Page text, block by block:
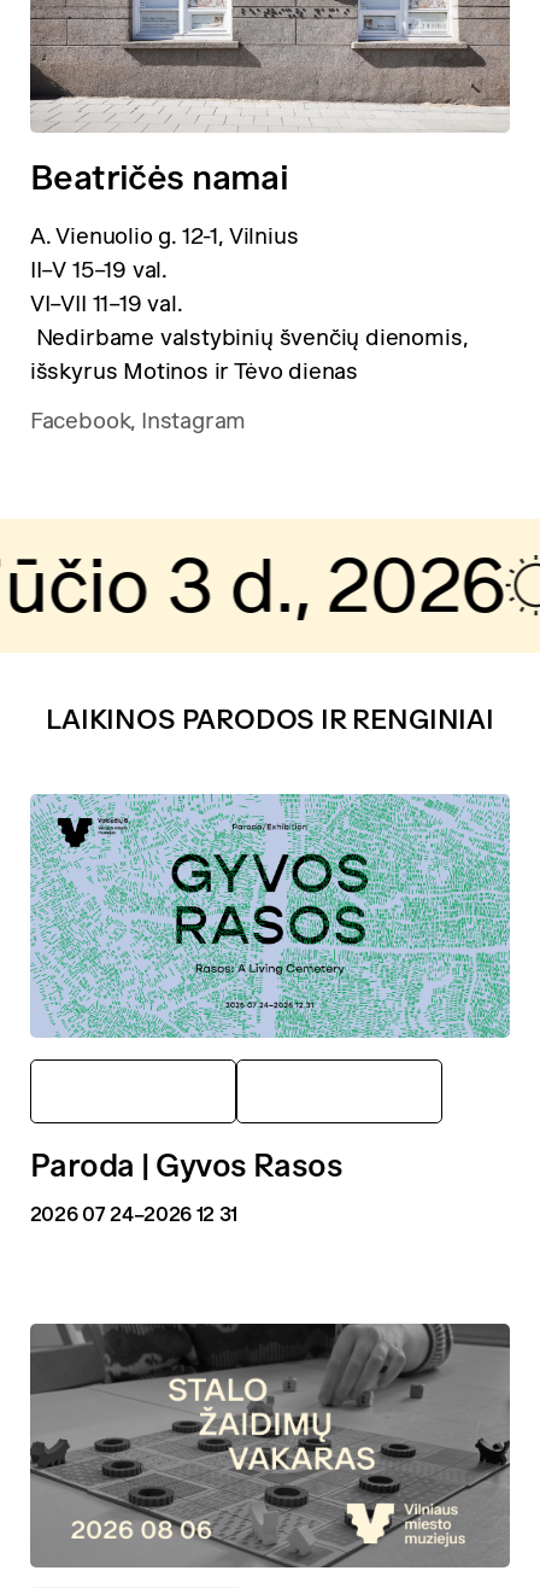
Beatričės namai
A. Vienuolio g. 12-1, Vilnius
II–V 15–19 val.
VI–VII 11–19 val.
Nedirbame valstybinių švenčių dienomis,
išskyrus Motinos ir Tėvo dienas
Facebook, Instagram
d., 2026
LAIKINOS PARODOS IR RENGINIAI
Paroda | Gyvos Rasos
2026 07 24–2026 12 31